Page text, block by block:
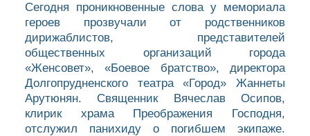
Сегодня проникновенные слова у мемориала
героев прозвучали от родственников
дирижаблистов, представителей
общественных организаций города
«Женсовет», «Боевое братство», директора
Долгопрудненского театра «Город» Жаннеты
Арутюнян. Священник Вячеслав Осипов,
клирик храма Преображения Господня,
отслужил панихиду о погибшем экипаже.